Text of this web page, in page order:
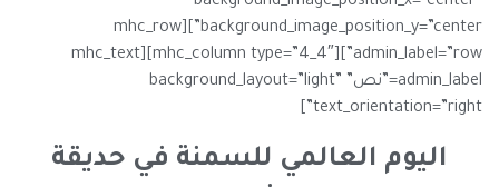
background_image_position_y=”center”][mhc_row
admin_label=”row”][mhc_column type=”4_4″][mhc_text
admin_label=”نص” background_layout=”light”
text_orientation=”right”]
اليوم العالمي للسمنة في حديقة